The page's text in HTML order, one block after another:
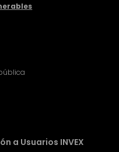
a Usuarios INVEX